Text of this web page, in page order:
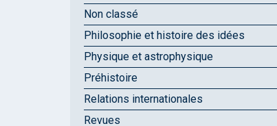
Non classé
Philosophie et histoire des idées
Physique et astrophysique
Préhistoire
Relations internationales
Revues